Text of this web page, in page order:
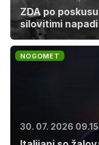
ZDA po
silovitimi
NOGOMET
30. 07. 2026 09.15